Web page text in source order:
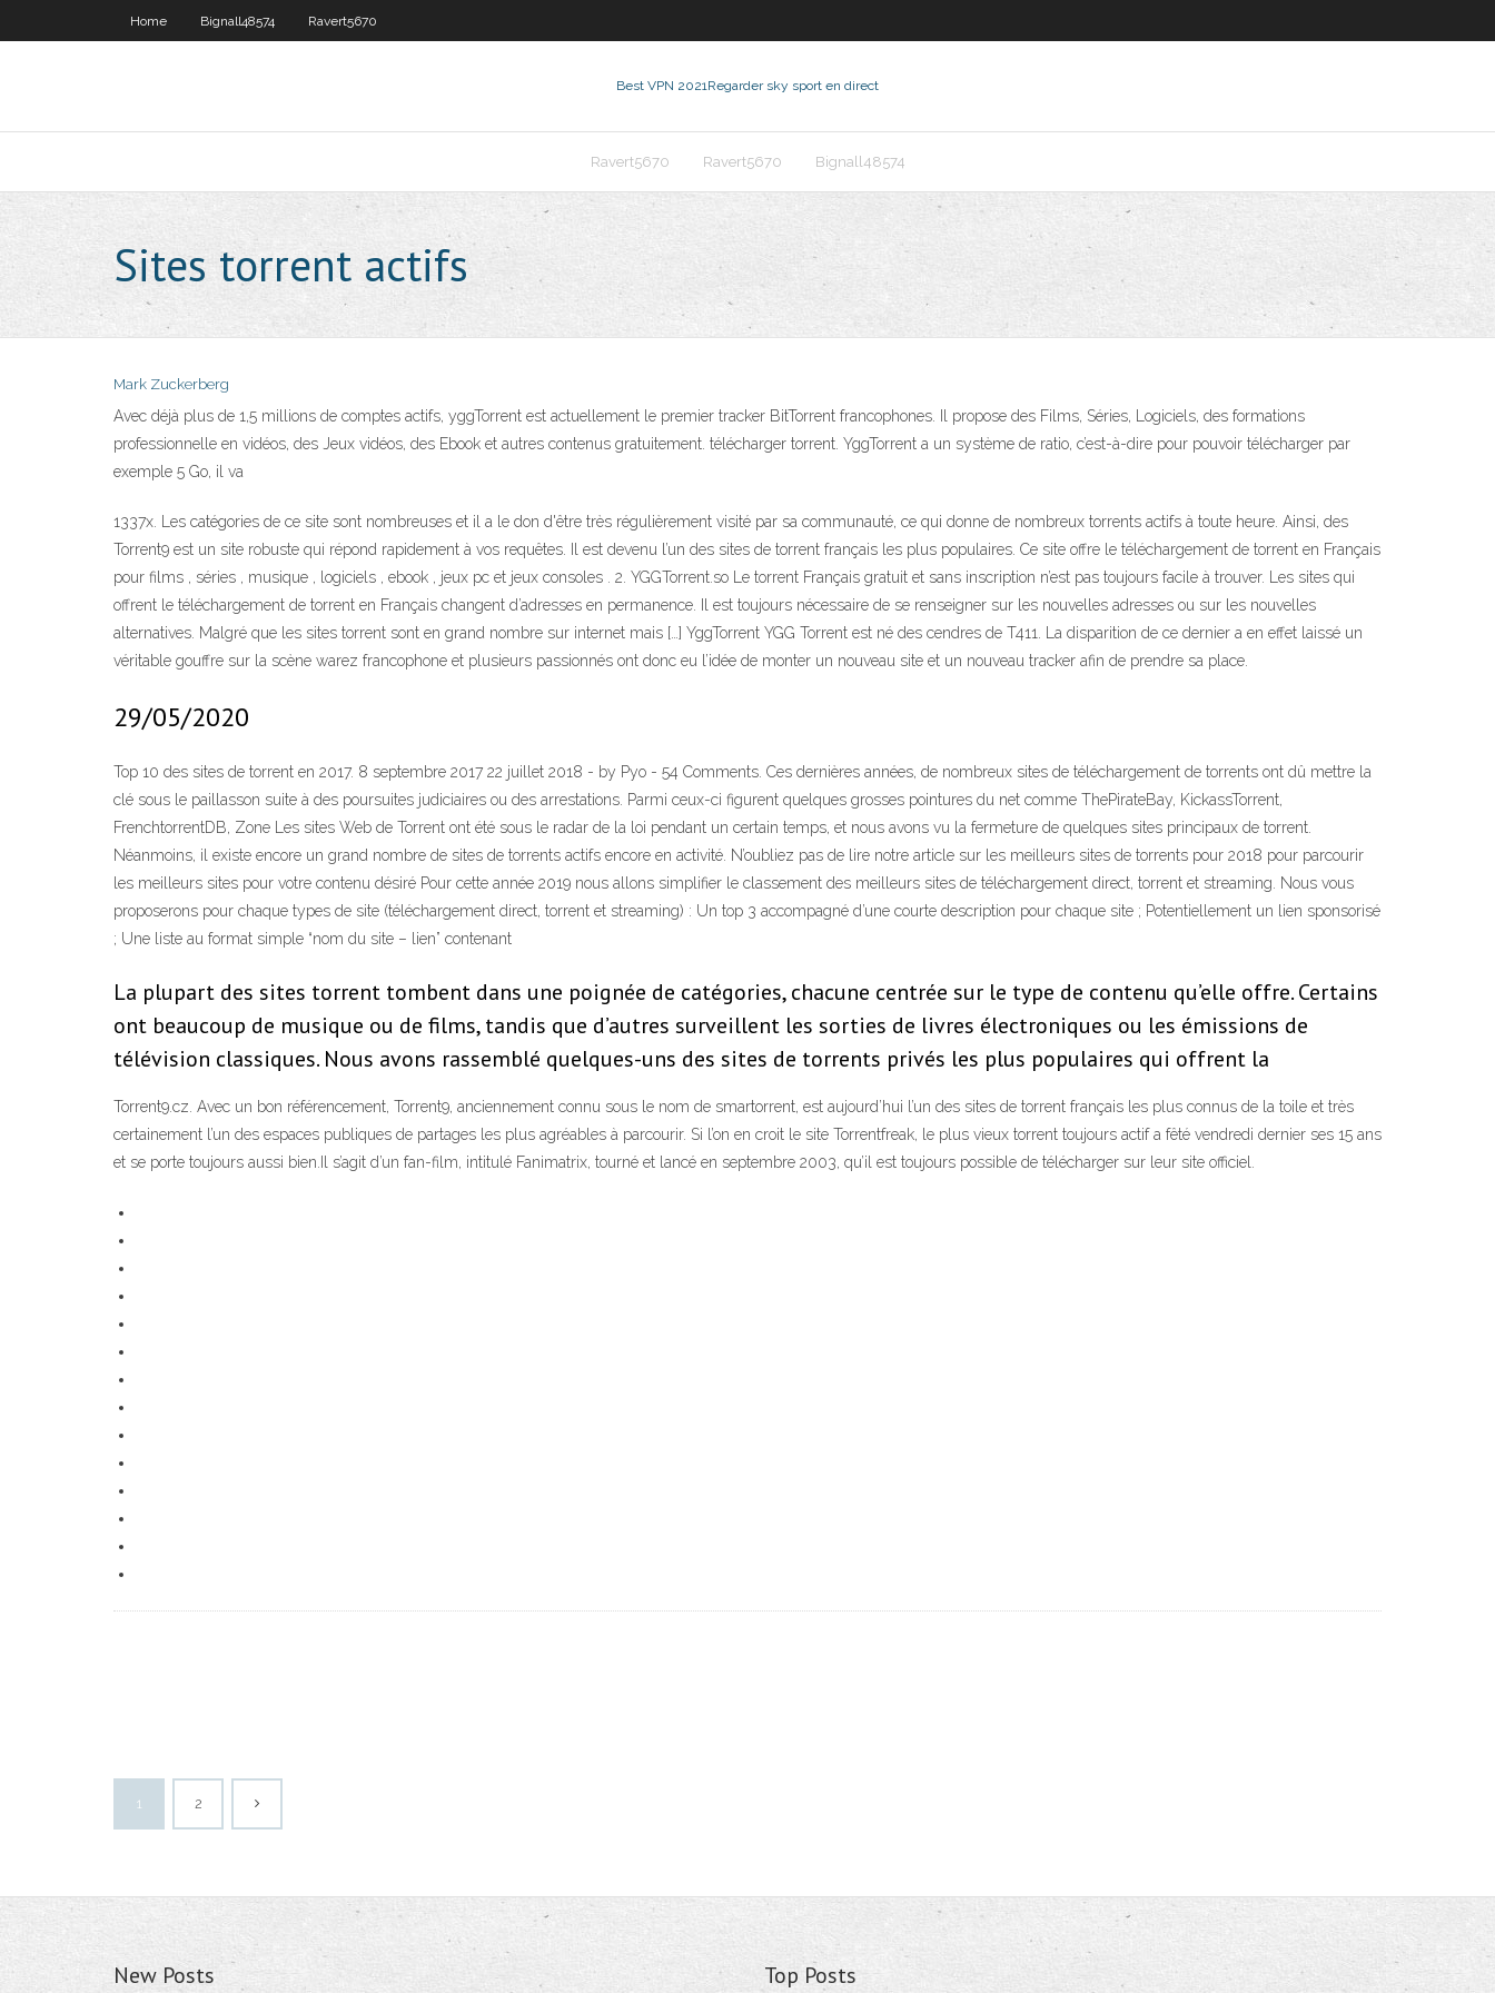
Home Bignall48574 Ravert5670
Best VPN 2021Regarder sky sport en direct
Ravert5670 Ravert5670 Bignall48574
Sites torrent actifs
Mark Zuckerberg
Avec déjà plus de 1,5 millions de comptes actifs, yggTorrent est actuellement le premier tracker BitTorrent francophones. Il propose des Films, Séries, Logiciels, des formations
professionnelle en vidéos, des Jeux vidéos, des Ebook et autres contenus gratuitement. télécharger torrent. YggTorrent a un système de ratio, c’est-à-dire pour pouvoir télécharger par
exemple 5 Go, il va
1337x. Les catégories de ce site sont nombreuses et il a le don d'être très régulièrement visité par sa communauté, ce qui donne de nombreux torrents actifs à toute heure. Ainsi, des
Torrent9 est un site robuste qui répond rapidement à vos requêtes. Il est devenu l’un des sites de torrent français les plus populaires. Ce site offre le téléchargement de torrent en Français
pour films , séries , musique , logiciels , ebook , jeux pc et jeux consoles . 2. YGGTorrent.so Le torrent Français gratuit et sans inscription n’est pas toujours facile à trouver. Les sites qui
offrent le téléchargement de torrent en Français changent d’adresses en permanence. Il est toujours nécessaire de se renseigner sur les nouvelles adresses ou sur les nouvelles
alternatives. Malgré que les sites torrent sont en grand nombre sur internet mais […] YggTorrent YGG Torrent est né des cendres de T411. La disparition de ce dernier a en effet laissé un
véritable gouffre sur la scène warez francophone et plusieurs passionnés ont donc eu l’idée de monter un nouveau site et un nouveau tracker afin de prendre sa place.
29/05/2020
Top 10 des sites de torrent en 2017. 8 septembre 2017 22 juillet 2018 - by Pyo - 54 Comments. Ces dernières années, de nombreux sites de téléchargement de torrents ont dû mettre la
clé sous le paillasson suite à des poursuites judiciaires ou des arrestations. Parmi ceux-ci figurent quelques grosses pointures du net comme ThePirateBay, KickassTorrent,
FrenchtorrentDB, Zone Les sites Web de Torrent ont été sous le radar de la loi pendant un certain temps, et nous avons vu la fermeture de quelques sites principaux de torrent.
Néanmoins, il existe encore un grand nombre de sites de torrents actifs encore en activité. N’oubliez pas de lire notre article sur les meilleurs sites de torrents pour 2018 pour parcourir
les meilleurs sites pour votre contenu désiré Pour cette année 2019 nous allons simplifier le classement des meilleurs sites de téléchargement direct, torrent et streaming. Nous vous
proposerons pour chaque types de site (téléchargement direct, torrent et streaming) : Un top 3 accompagné d’une courte description pour chaque site ; Potentiellement un lien sponsorisé
; Une liste au format simple “nom du site – lien” contenant
La plupart des sites torrent tombent dans une poignée de catégories, chacune centrée sur le type de contenu qu’elle offre. Certains
ont beaucoup de musique ou de films, tandis que d’autres surveillent les sorties de livres électroniques ou les émissions de
télévision classiques. Nous avons rassemblé quelques-uns des sites de torrents privés les plus populaires qui offrent la
Torrent9.cz. Avec un bon référencement, Torrent9, anciennement connu sous le nom de smartorrent, est aujourd’hui l’un des sites de torrent français les plus connus de la toile et très
certainement l’un des espaces publiques de partages les plus agréables à parcourir. Si l’on en croit le site Torrentfreak, le plus vieux torrent toujours actif a fêté vendredi dernier ses 15 ans
et se porte toujours aussi bien.Il s’agit d’un fan-film, intitulé Fanimatrix, tourné et lancé en septembre 2003, qu’il est toujours possible de télécharger sur leur site officiel.
1 2
New Posts Top Posts